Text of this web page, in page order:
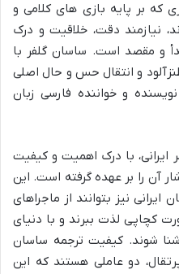
که بر پایه بازی های کلامی و
نیازمند دقت، خلاقیت و درک
و مقصد است. ساسان گلفر با
و انتقال حس و حال اصلی
و خواننده فارسی زبان
ایرانی، با درک اهمیت و کیفیت
آن را بر عهده گرفته است. این
نیز بتوانند از ماجراهای
کچاپی لذت ببرند و با دنیای
شوند. کیفیت ترجمه ساسان
دو عاملی هستند که این